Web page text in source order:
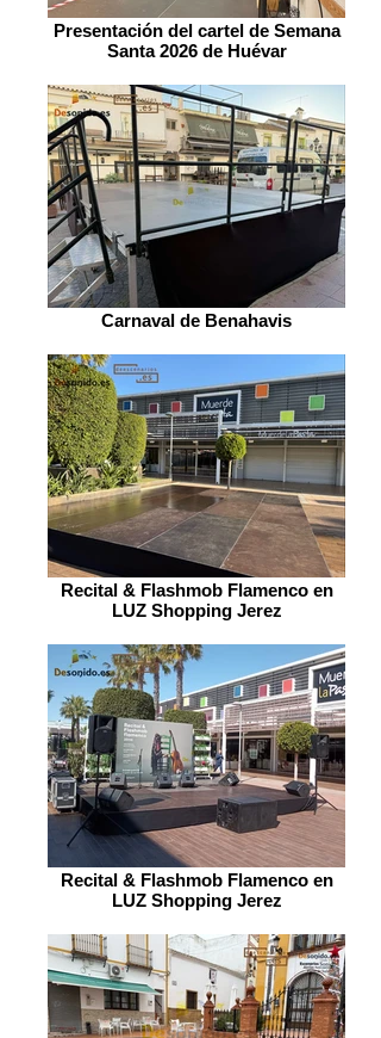
Presentación del cartel de Semana
Santa 2026 de Huévar
Carnaval de Benahavis
Recital & Flashmob Flamenco en
LUZ Shopping Jerez
Recital & Flashmob Flamenco en
LUZ Shopping Jerez